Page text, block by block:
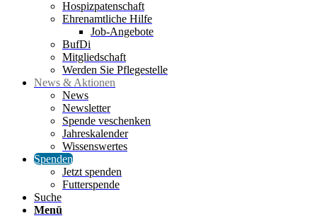
Hospizpatenschaft
Ehrenamtliche Hilfe
Job-Angebote
BufDi
Mitgliedschaft
Werden Sie Pflegestelle
News & Aktionen
News
Newsletter
Spende veschenken
Jahreskalender
Wissenswertes
Spenden
Jetzt spenden
Futterspende
Suche
Menü